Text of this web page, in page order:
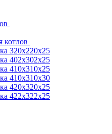
котлов
320x220x25
402x302x25
410x310x25
410х310х30
420x320x25
422x322x25